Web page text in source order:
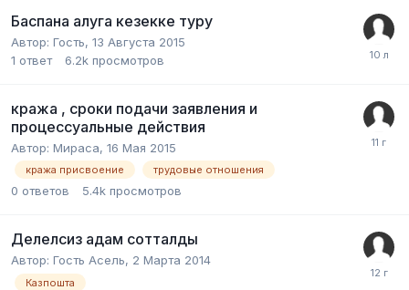
Баспана алуга кезекке туру
Автор: Гость, 13 Августа 2015
1 ответ 6.2k просмотров
кража , сроки подачи заявления и
процессуальные действия
Автор: Мираса, 16 Мая 2015
кража присвоение трудовые отношения
0 ответов 5.4k просмотров
Делелсиз адам сотталды
Автор: Гость Асель, 2 Марта 2014
Казпошта